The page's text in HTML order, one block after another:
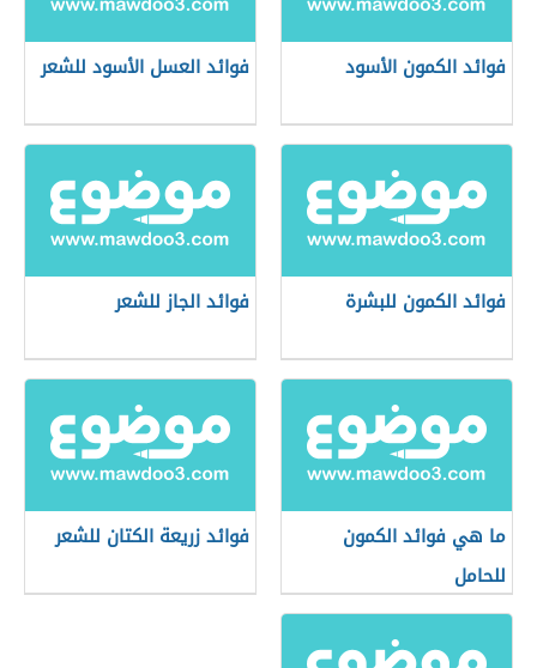
فوائد الكمون الأسود فوائد العسل الأسود للشعر
فوائد الكمون للبشرة فوائد الجاز للشعر
ما هي فوائد الكمون
للحامل
فوائد زريعة الكتان للشعر